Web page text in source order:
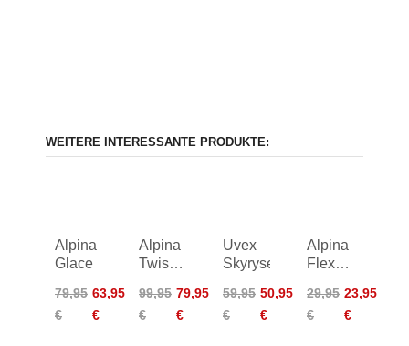
WEITERE INTERESSANTE PRODUKTE:
Alpina
Glace
79,95
€
63,95
€
Alpina
Twist
HR V
99,95
€
79,95
€
Uvex
Skyryse
59,95
€
50,95
€
Alpina
Flexxy
29,95
€
23,95
€